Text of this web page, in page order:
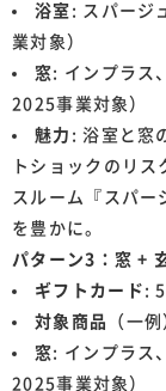
浴室 : スパージ
業対象）
窓: インプラス
2025事業対象）
魅力 : 浴室と窓
トショックのリ
スルーム『スパー
を豊かに。
パターン3：窓 +
ギフトカード :
対象商品
（一例
窓: インプラス
2025事業対象）